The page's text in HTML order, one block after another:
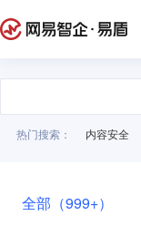
热门搜索： 内容安全
全部（999+）